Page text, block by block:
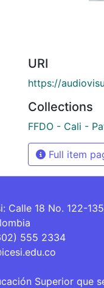
URI
https://
Collections
FFDO - Cali -
Full item
Calle 18 No. 122-135
555 2334
Superior que